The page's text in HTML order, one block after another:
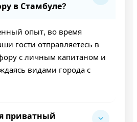
в Стамбуле?
опыт, во время
гости отправляетесь в
с личным капитаном и
видами города с
приватный